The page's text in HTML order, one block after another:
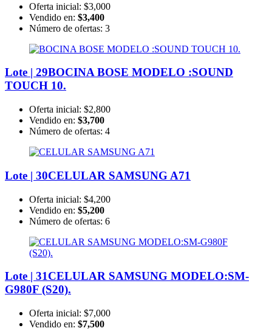
Oferta inicial: $3,000
Vendido en: $3,400
Número de ofertas: 3
Lote | 29BOCINA BOSE MODELO :SOUND
TOUCH 10.
Oferta inicial: $2,800
Vendido en: $3,700
Número de ofertas: 4
Lote | 30CELULAR SAMSUNG A71
Oferta inicial: $4,200
Vendido en: $5,200
Número de ofertas: 6
Lote | 31CELULAR SAMSUNG MODELO:SM-
G980F (S20).
Oferta inicial: $7,000
Vendido en: $7,500